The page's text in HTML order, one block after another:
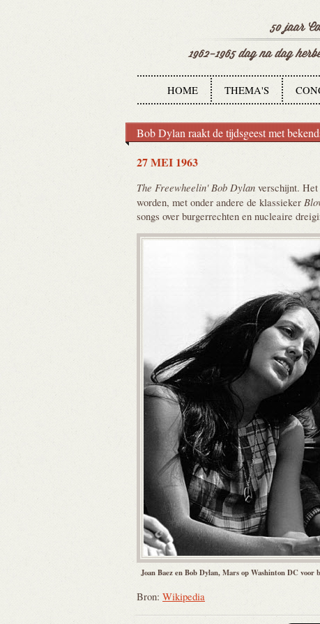
HOME THEMA'S
Bob Dylan raakt de tijdsgeest met
27 MEI 1963
The Freewheelin' Bob Dylan verschijnt.
worden, met onder andere de klassieker
songs over burgerrechten en nucleaire
Joan Baez en Bob Dylan, Mars op Washinton DC voor
Bron: Wikipedia